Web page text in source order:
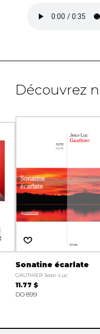
Découvrez
Sonatine écarlate
GAUTHIER Jean-Luc
11.77 $
DO 899